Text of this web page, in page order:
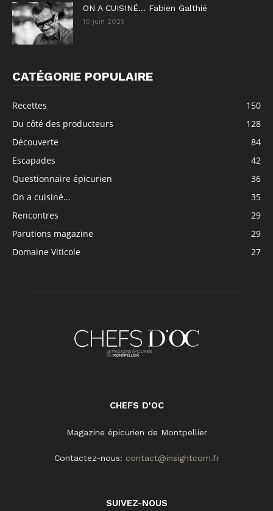
ON A CUISINÉ… Fabien Galthié
10 juin 2025
CATÉGORIE POPULAIRE
Recettes
150
Du côté des producteurs
128
Découverte
84
Escapades
42
Questionnaire épicurien
36
On a cuisiné...
35
Rencontres
29
Parutions magazine
29
Domaine Viticole
27
CHEFS D'OC
Magazine épicurien de Montpellier
Contactez-nous: contact@insightcom.fr
SUIVEZ-NOUS